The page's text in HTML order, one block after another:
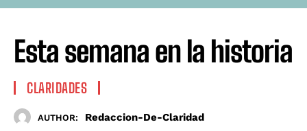
Esta semana en la historia
CLARIDADES
AUTHOR: Redaccion-De-Claridad